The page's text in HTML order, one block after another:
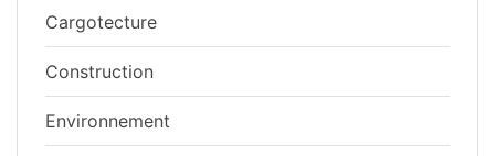
Cargotecture
Construction
Environnement